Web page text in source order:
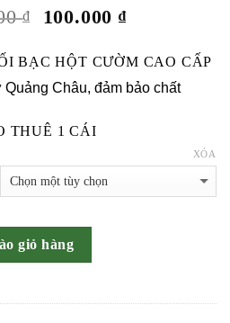
LÀ:
620.000 ₫.
TẠI
LÀ:
400.000 ₫.
₫
GIÁ
LÀ:
120.000 ₫.
100.000 ₫GIÁ
TẠI
LÀ:
100.000 ₫.
BẠC HỘT CƯỜM CAO CẤP
Châu, đảm bảo chất
THUÊ 1 CÁI
XÓA
giỏ hàng